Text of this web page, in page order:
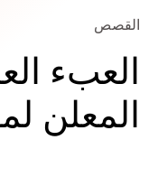
القصص
العبء
المعلن